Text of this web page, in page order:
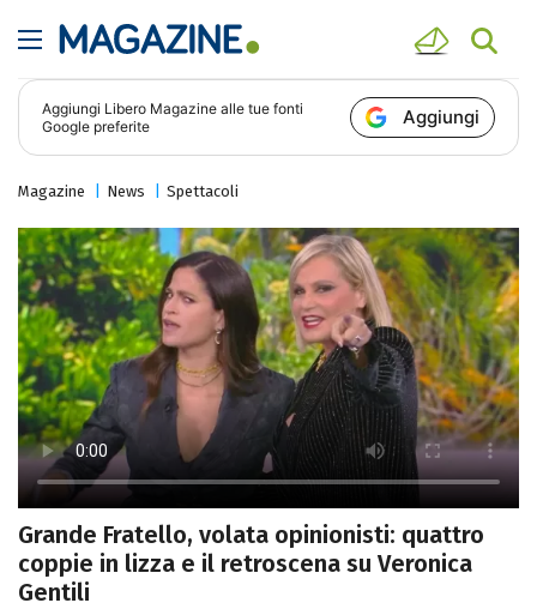
Aggiungi Libero Magazine alle tue fonti
Google preferite
Aggiungi
Magazine News Spettacoli
Grande Fratello, volata opinionisti: quattro
coppie in lizza e il retroscena su Veronica
Gentili